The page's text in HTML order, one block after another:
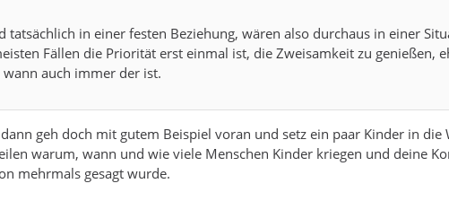
in einer festen Beziehung, wären also durchaus in einer
Fällen die Priorität erst einmal ist, die Zweisamkeit zu genießen,
auch immer der ist.
geh doch mit gutem Beispiel voran und setz ein paar Kinder in die
warum, wann und wie viele Menschen Kinder kriegen und deine
mehrmals gesagt wurde.